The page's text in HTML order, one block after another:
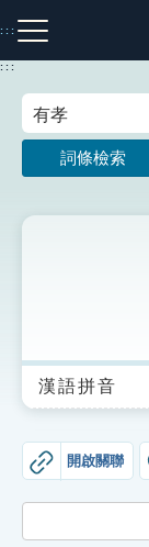
到
主
:::
注音索引圖示
生字詞彙表
成語故事
索引選單
:::
詞條檢索
漢語拼音
開啟關聯